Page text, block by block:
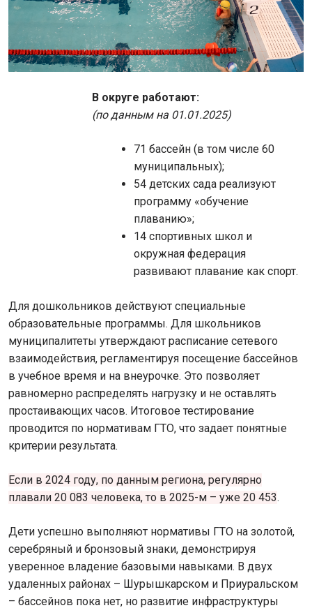
В округе работают:
(по данным на 01.01.2025)
71 бассейн (в том числе 60
муниципальных);
54 детских сада реализуют
программу «обучение
плаванию»;
14 спортивных школ и
окружная федерация
развивают плавание как спорт.
Для дошкольников действуют специальные
образовательные программы. Для школьников
муниципалитеты утверждают расписание сетевого
взаимодействия, регламентируя посещение бассейнов
в учебное время и на внеурочке. Это позволяет
равномерно распределять нагрузку и не оставлять
простаивающих часов. Итоговое тестирование
проводится по нормативам ГТО, что задает понятные
критерии результата.
Если в 2024 году, по данным региона, регулярно
плавали 20 083 человека, то в 2025-м – уже 20 453.
Дети успешно выполняют нормативы ГТО на золотой,
серебряный и бронзовый знаки, демонстрируя
уверенное владение базовыми навыками. В двух
удаленных районах – Шурышкарском и Приуральском
– бассейнов пока нет, но развитие инфраструктуры